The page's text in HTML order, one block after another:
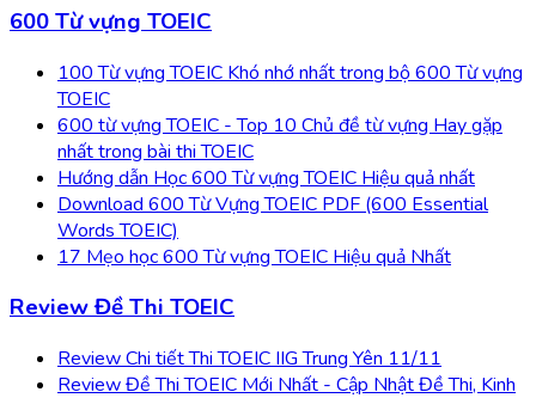
600 Từ vựng TOEIC
100 Từ vựng TOEIC Khó nhớ nhất trong bộ 600 Từ vựng
TOEIC
600 từ vựng TOEIC - Top 10 Chủ đề từ vựng Hay gặp
nhất trong bài thi TOEIC
Hướng dẫn Học 600 Từ vựng TOEIC Hiệu quả nhất
Download 600 Từ Vựng TOEIC PDF (600 Essential
Words TOEIC)
17 Mẹo học 600 Từ vựng TOEIC Hiệu quả Nhất
Review Đề Thi TOEIC
Review Chi tiết Thi TOEIC IIG Trung Yên 11/11
Review Đề Thi TOEIC Mới Nhất - Cập Nhật Đề Thi, Kinh